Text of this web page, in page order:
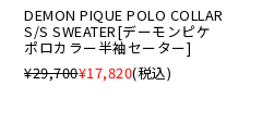
DEMON PIQUE POLO COLLAR
S/S SWEATER[デーモンピケ
ポロカラー半袖セーター]
¥29,700¥17,820(税込)